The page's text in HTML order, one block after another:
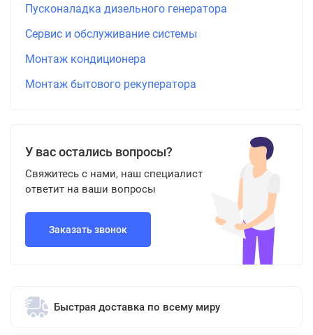
Пусконаладка дизельного генератора
Сервис и обслуживание системы
Монтаж кондиционера
Монтаж бытового рекуператора
У вас остались вопросы?
Свяжитесь с нами, наш специалист
ответит на ваши вопросы
Заказать звонок
Быстрая доставка по всему миру